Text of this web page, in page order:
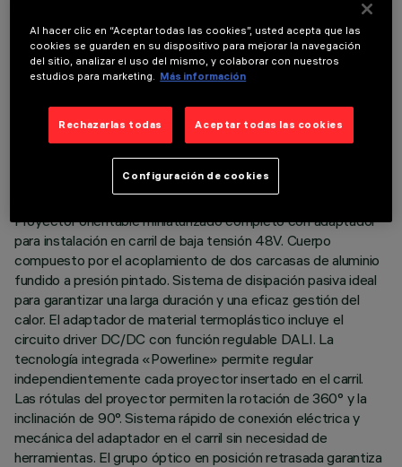
DATOS TÉCNICOS
ÚLTIMA ACTUALIZACIÓN: 07/08/2026
Proyector orientable miniaturizado completo con adaptador
para instalación en carril de baja tensión 48V. Cuerpo
compuesto por el acoplamiento de dos carcasas de aluminio
fundido a presión pintado. Sistema de disipación pasiva ideal
para garantizar una larga duración y una eficaz gestión del
calor. El adaptador de material termoplástico incluye el
circuito driver DC/DC con función regulable DALI. La
tecnología integrada «Powerline» permite regular
independientemente cada proyector insertado en el carril.
Las rótulas del proyector permiten la rotación de 360° y la
inclinación de 90°. Sistema rápido de conexión eléctrica y
mecánica del adaptador en el carril sin necesidad de
herramientas. El grupo óptico en posición retrasada garantiza
Al hacer clic en “Aceptar todas las cookies”, usted acepta que las
cookies se guarden en su dispositivo para mejorar la navegación
del sitio, analizar el uso del mismo, y colaborar con nuestros
estudios para marketing. Más información
Rechazarlas todas Aceptar todas las cookies
Configuración de cookies